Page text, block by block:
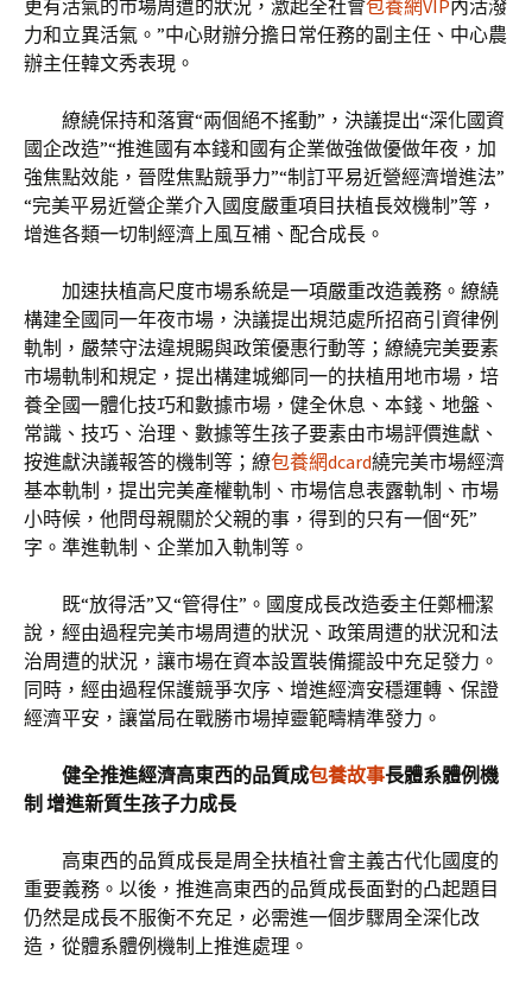
更有活氣的市場周遭的狀況，激起全社會包養網VIP內活潑
力和立異活氣。”中心財辦分擔日常任務的副主任、中心農
辦主任韓文秀表現。
繚繞保持和落實“兩個絕不搖動”，決議提出“深化國資
國企改造”“推進國有本錢和國有企業做強做優做年夜，加
強焦點效能，晉陞焦點競爭力”“制訂平易近營經濟增進法”
“完美平易近營企業介入國度嚴重項目扶植長效機制”等，
增進各類一切制經濟上風互補、配合成長。
加速扶植高尺度市場系統是一項嚴重改造義務。繚繞
構建全國同一年夜市場，決議提出規范處所招商引資律例
軌制，嚴禁守法違規賜與政策優惠行動等；繚繞完美要素
市場軌制和規定，提出構建城鄉同一的扶植用地市場，培
養全國一體化技巧和數據市場，健全休息、本錢、地盤、
常識、技巧、治理、數據等生孩子要素由市場評價進獻、
按進獻決議報答的機制等；繚包養網dcard繞完美市場經濟
基本軌制，提出完美產權軌制、市場信息表露軌制、市場
小時候，他問母親關於父親的事，得到的只有一個“死”
字。準進軌制、企業加入軌制等。
既“放得活”又“管得住”。國度成長改造委主任鄭柵潔
說，經由過程完美市場周遭的狀況、政策周遭的狀況和法
治周遭的狀況，讓市場在資本設置裝備擺設中充足發力。
同時，經由過程保護競爭次序、增進經濟安穩運轉、保證
經濟平安，讓當局在戰勝市場掉靈範疇精準發力。
健全推進經濟高東西的品質成包養故事長體系體例機
制 增進新質生孩子力成長
高東西的品質成長是周全扶植社會主義古代化國度的
重要義務。以後，推進高東西的品質成長面對的凸起題目
仍然是成長不服衡不充足，必需進一個步驟周全深化改
造，從體系體例機制上推進處理。